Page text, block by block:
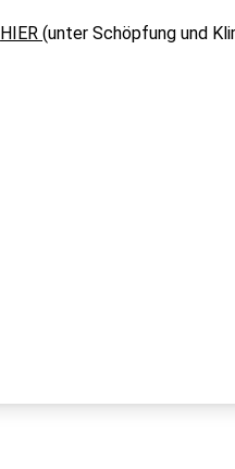
HIER (unter Schöpfung und